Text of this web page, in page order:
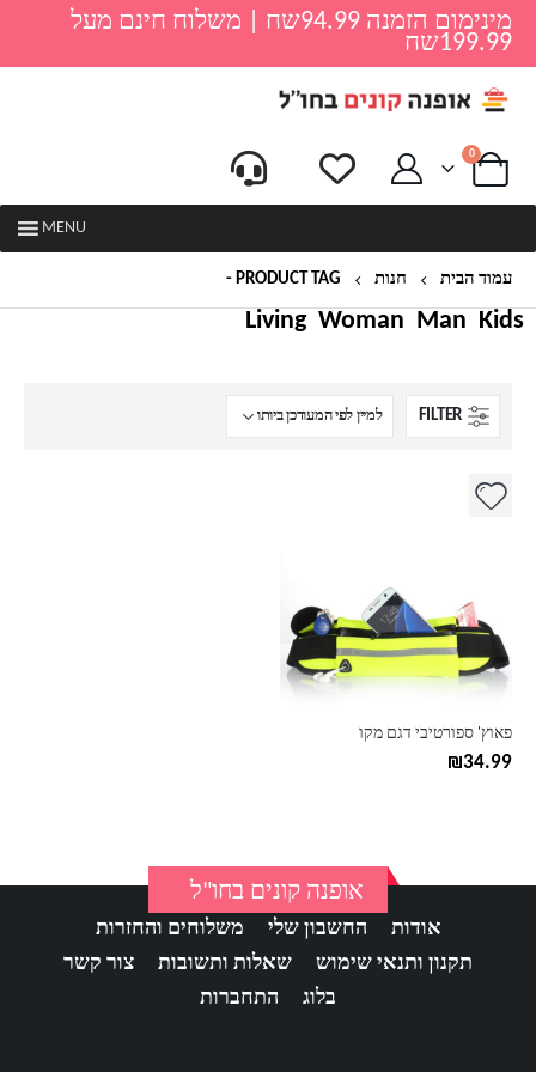
מינימום הזמנה 94.99שח | משלוח חינם מעל
199.99שח
0
MENU
עמוד הבית חנות PRODUCT TAG -
Kids
Man
Woman
Living
FILTER
פאוץ' ספורטיבי דגם מקו
₪34.99
למוצר
לבחור
את
בעמוד
אופנה קונים בחו"ל
אודות החשבון שלי
משלוחים והחזרות
תקנון ותנאי שימוש
שאלות ותשובות
צור קשר
בלוג
התחברות